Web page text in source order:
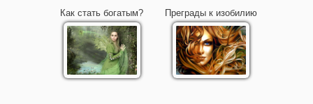
Как стать богатым? Преграды к изобилию